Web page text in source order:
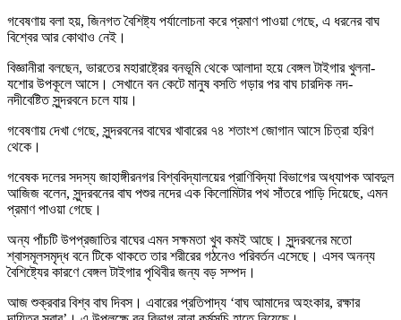
গবেষণায় বলা হয়, জিনগত বৈশিষ্ট্য পর্যালোচনা করে প্রমাণ পাওয়া গেছে, এ ধরনের বাঘ
বিশ্বের আর কোথাও নেই।
বিজ্ঞানীরা বলছেন, ভারতের মহারাষ্ট্রের বনভূমি থেকে আলাদা হয়ে বেঙ্গল টাইগার খুলনা-
যশোর উপকূলে আসে। সেখানে বন কেটে মানুষ বসতি গড়ার পর বাঘ চারদিক নদ-
নদীবেষ্টিত সুন্দরবনে চলে যায়।
গবেষণায় দেখা গেছে, সুন্দরবনের বাঘের খাবারের ৭৪ শতাংশ জোগান আসে চিত্রা হরিণ
থেকে।
গবেষক দলের সদস্য জাহাঙ্গীরনগর বিশ্ববিদ্যালয়ের প্রাণিবিদ্যা বিভাগের অধ্যাপক আবদুল
আজিজ বলেন, সুন্দরবনের বাঘ পশুর নদের এক কিলোমিটার পথ সাঁতরে পাড়ি দিয়েছে, এমন
প্রমাণ পাওয়া গেছে।
অন্য পাঁচটি উপপ্রজাতির বাঘের এমন সক্ষমতা খুব কমই আছে। সুন্দরবনের মতো
শ্বাসমূলসমৃদ্ধ বনে টিকে থাকতে তার শরীরের গঠনেও পরিবর্তন এসেছে। এসব অনন্য
বৈশিষ্ট্যের কারণে বেঙ্গল টাইগার পৃথিবীর জন্য বড় সম্পদ।
আজ শুক্রবার বিশ্ব বাঘ দিবস। এবারের প্রতিপাদ্য ‘বাঘ আমাদের অহংকার, রক্ষার